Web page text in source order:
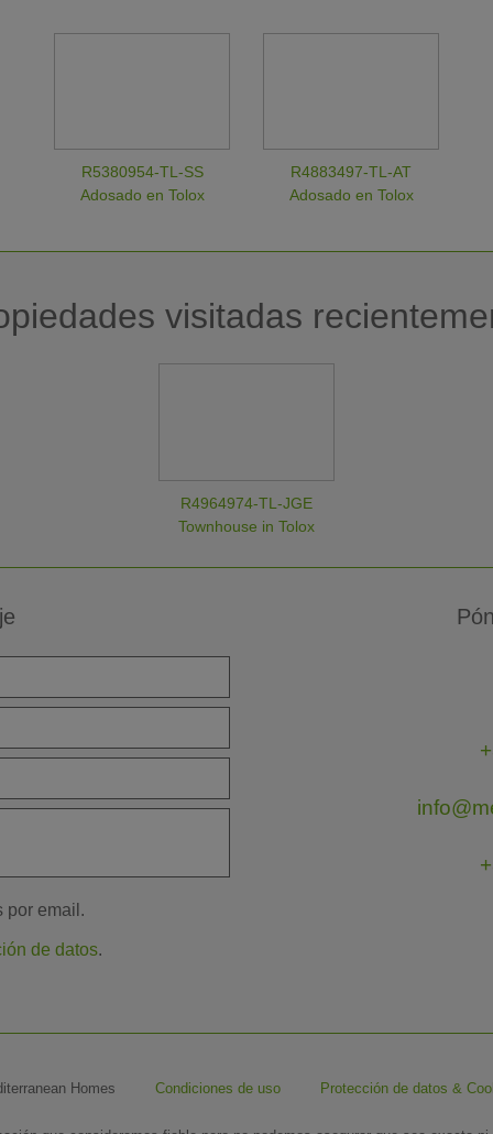
R5380954-TL-SS
Adosado en Tolox
R4883497-TL-AT
Adosado en Tolox
visitadas
R4964974-TL-JGE
Townhouse in Tolox
por email.
de datos.
Homes Condiciones de uso Protección de datos &